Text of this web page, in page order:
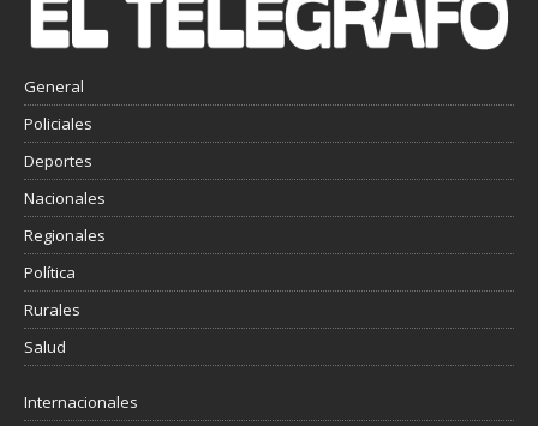
General
Policiales
Deportes
Nacionales
Regionales
Política
Rurales
Salud
Internacionales